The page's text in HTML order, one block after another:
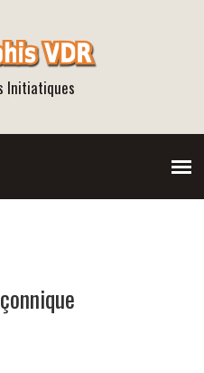
Initiatiques